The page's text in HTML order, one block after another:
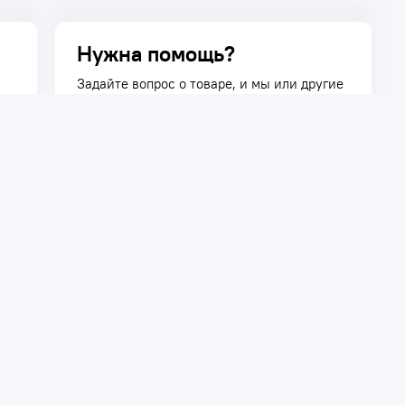
Нужна помощь?
Задайте вопрос о товаре, и мы или другие